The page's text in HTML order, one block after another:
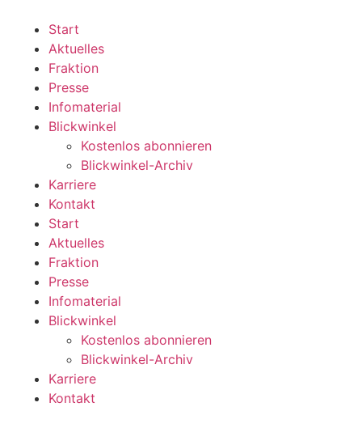
wechseln
Start
Aktuelles
Fraktion
Presse
Infomaterial
Blickwinkel
Kostenlos abonnieren
Blickwinkel-Archiv
Karriere
Kontakt
Start
Aktuelles
Fraktion
Presse
Infomaterial
Blickwinkel
Kostenlos abonnieren
Blickwinkel-Archiv
Karriere
Kontakt